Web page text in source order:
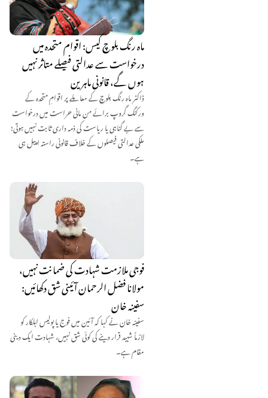
ماہ رنگ بلوچ کیس: اقوام متحدہ میں
درخواست سے عدالتی فیصلے متاثر نہیں
ہوں گے، قانونی ماہرین
ڈاکٹر ماہ رنگ بلوچ کے معاملے پر اقوامِ متحدہ کے
ورکنگ گروپ برائے من مانی حراست میں درخواست
سے بے گناہی یا ریاست کی ذمہ داری ثابت نہیں ہوتی؛
ملکی عدالتی فیصلوں کے خلاف قانونی راستہ اپیل ہی
ہے۔
فوجی ملازمت شہادت کی ضمانت نہیں،
مولانا فضل الرحمان آئینی شق دکھائیں:
سفینہ خان
سفینہ خان نے کہا کہ آئین میں فوج یا پولیس اہلکار کو
لازماً شہید قرار دینے کی کوئی شق نہیں، شہادت ایک دینی
مقام ہے۔